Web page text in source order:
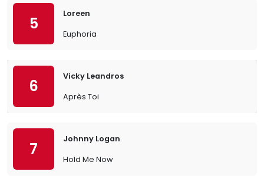
5
Loreen
Euphoria
6
Vicky Leandros
Après Toi
7
Johnny Logan
Hold Me Now